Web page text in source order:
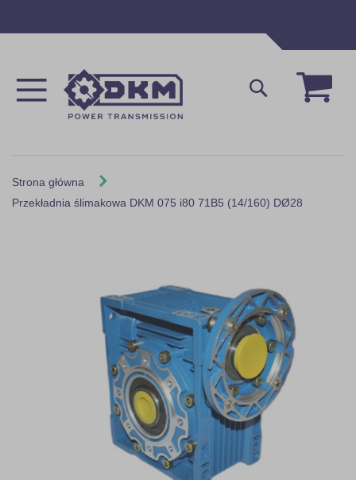
Mój
Szukaj
Strona główna
Przekładnia ślimakowa DKM 075 i80 71B5 (14/160) DØ28